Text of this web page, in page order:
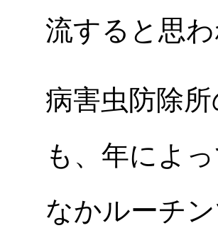
流すると思
病害虫防除
も、年によ
なかルーチ